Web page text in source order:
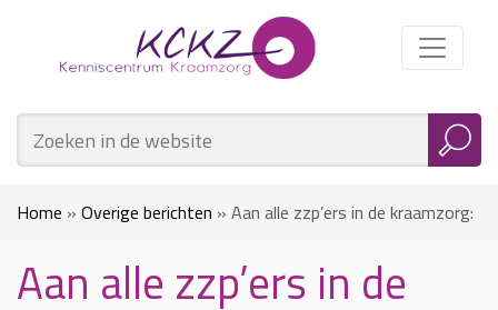
Home » Overige berichten » Aan alle zzp’ers in de kraamzorg:
Sluit je aan bij de Wachtlijsttool Kraamzorg
Aan alle zzp’ers in de